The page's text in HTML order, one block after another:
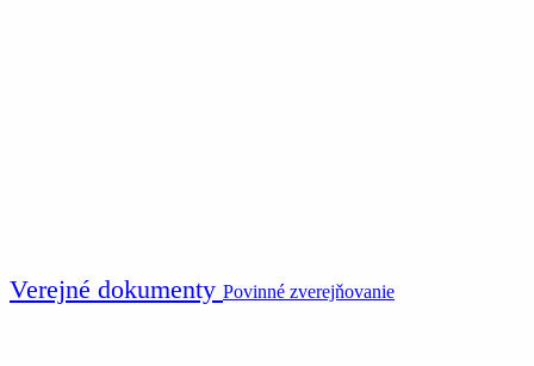
Verejné dokumenty Povinné zverejňovanie